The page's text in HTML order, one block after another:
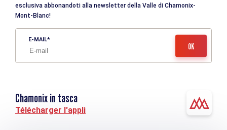
esclusiva abbonandoti alla newsletter della Valle di Chamonix-
Mont-Blanc!
E-MAIL
Chamonix in tasca
Télécharger l'appli